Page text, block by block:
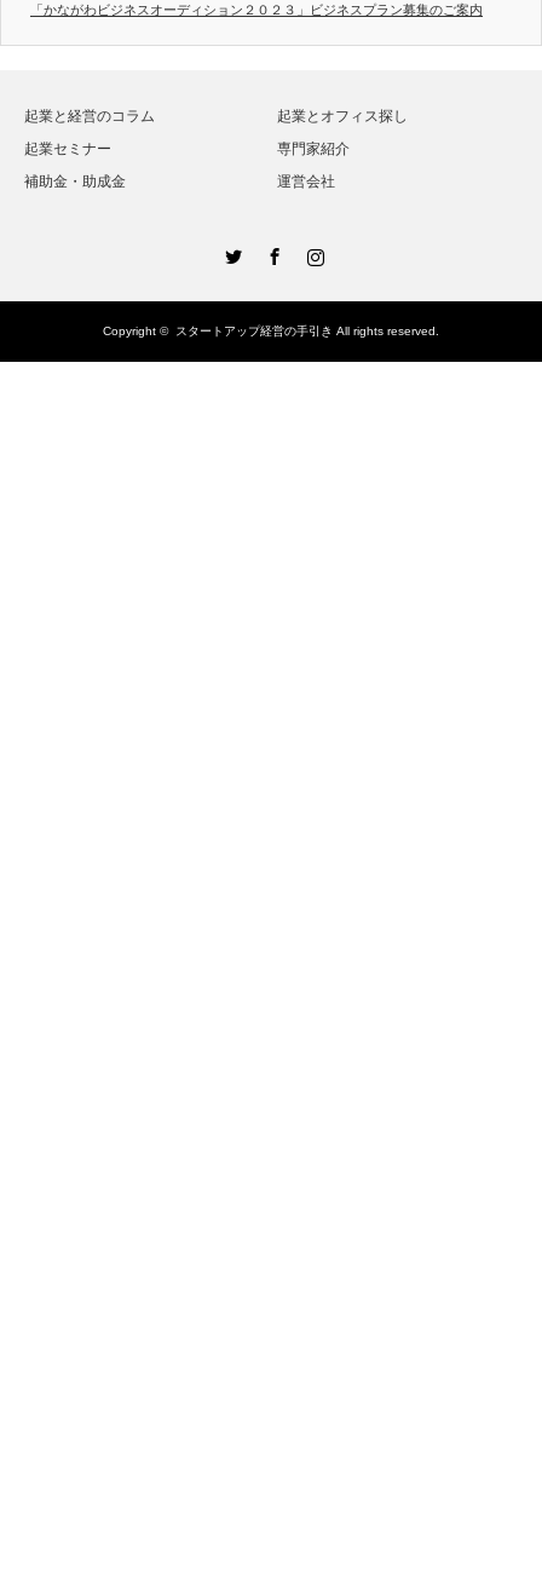
「かながわビジネスオーディション２０２３」ビジネスプラン募集のご案内
起業と経営のコラム
起業とオフィス探し
起業セミナー
専門家紹介
補助金・助成金
運営会社
Copyright © スタートアップ経営の手引き All rights reserved.